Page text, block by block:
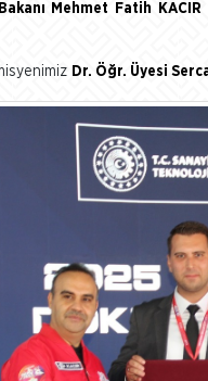
Mehmet Fatih KACIR
Dr. Öğr. Üyesi